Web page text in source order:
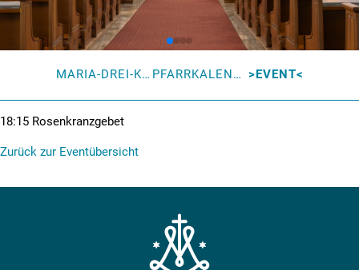
MARIA-DREI-KIRCHEN PFARRKALENDER EVENT
18:15 Rosenkranzgebet
Zurück zur Eventübersicht